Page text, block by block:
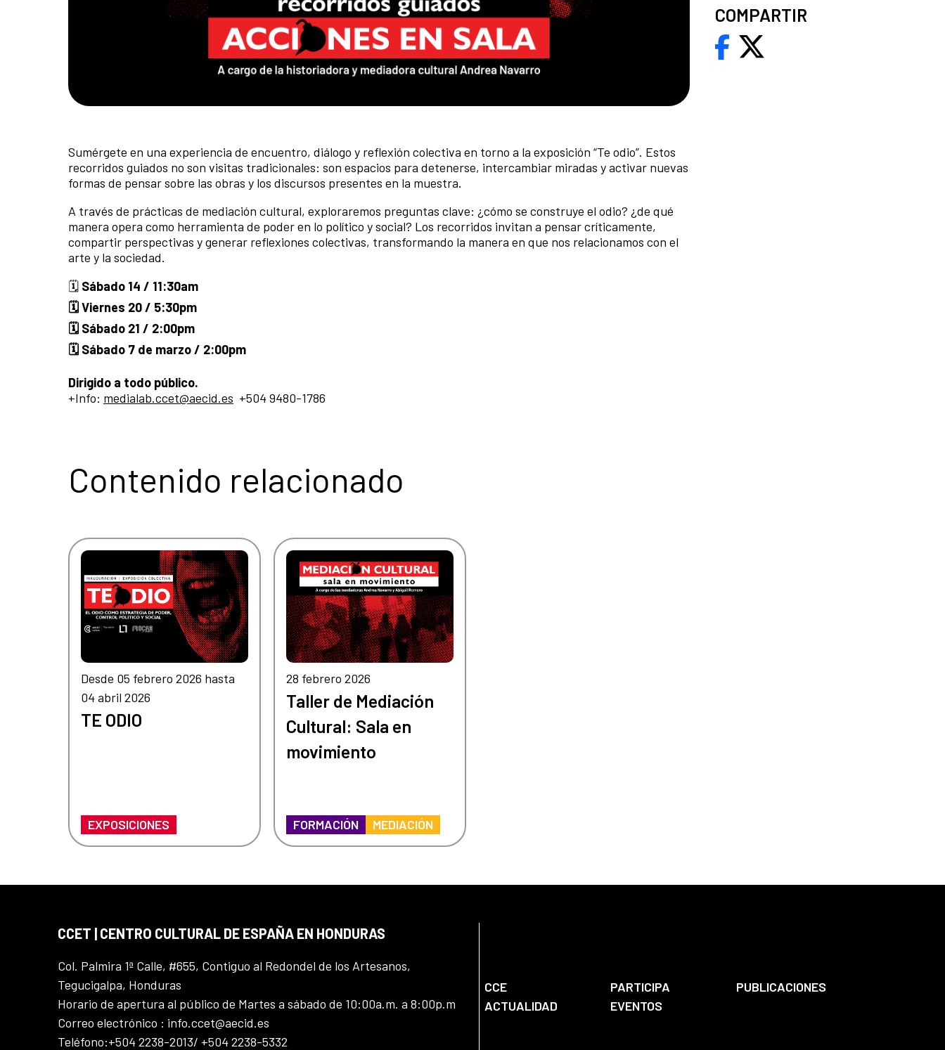
Sumérgete en una experiencia de encuentro, diálogo y reflexión colectiva en torno a la exposición “Te odio”. Estos
recorridos guiados no son visitas tradicionales: son espacios para detenerse, intercambiar miradas y activar nuevas
formas de pensar sobre las obras y los discursos presentes en la muestra.
A través de prácticas de mediación cultural, exploraremos preguntas clave: ¿cómo se construye el odio? ¿de qué
manera opera como herramienta de poder en lo político y social? Los recorridos invitan a pensar críticamente,
compartir perspectivas y generar reflexiones colectivas, transformando la manera en que nos relacionamos con el
arte y la sociedad.
🗓️ Sábado 14 / 11:30am
🗓️ Viernes 20 / 5:30pm
🗓️ Sábado 21 / 2:00pm
🗓️ Sábado 7 de marzo / 2:00pm
Dirigido a todo público.
+Info: medialab.ccet@aecid.es +504 9480-1786
COMPARTIR
Contenido relacionado
Desde 05 febrero 2026 hasta
04 abril 2026
TE ODIO
EXPOSICIONES
28 febrero 2026
Taller de Mediación
Cultural: Sala en
movimiento
FORMACIÓN MEDIACIÓN
CCET | CENTRO CULTURAL DE ESPAÑA EN HONDURAS
Col. Palmira 1ª Calle, #655, Contiguo al Redondel de los Artesanos,
Tegucigalpa, Honduras
Horario de apertura al público de Martes a sábado de 10:00a.m. a 8:00p.m
Correo electrónico : info.ccet@aecid.es
Teléfono:+504 2238-2013/ +504 2238-5332
CCE PARTICIPA
PUBLICACIONES
ACTUALIDAD
EVENTOS